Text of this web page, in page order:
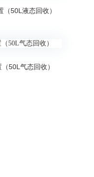
50L液态回收）
50L气态回收）